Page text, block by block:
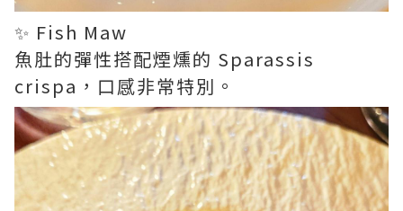
✨ Fish Maw
魚肚的彈性搭配煙燻的 Sparassis
crispa，口感非常特別。